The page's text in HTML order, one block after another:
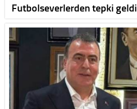
Futbolseverlerden tepki geldi